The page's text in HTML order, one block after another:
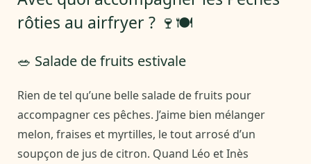
rôties au airfryer ? 🍷🍽️
🥗 Salade de fruits estivale
Rien de tel qu’une belle salade de fruits pour
accompagner ces pêches. J’aime bien mélanger
melon, fraises et myrtilles, le tout arrosé d’un
soupçon de jus de citron. Quand Léo et Inès